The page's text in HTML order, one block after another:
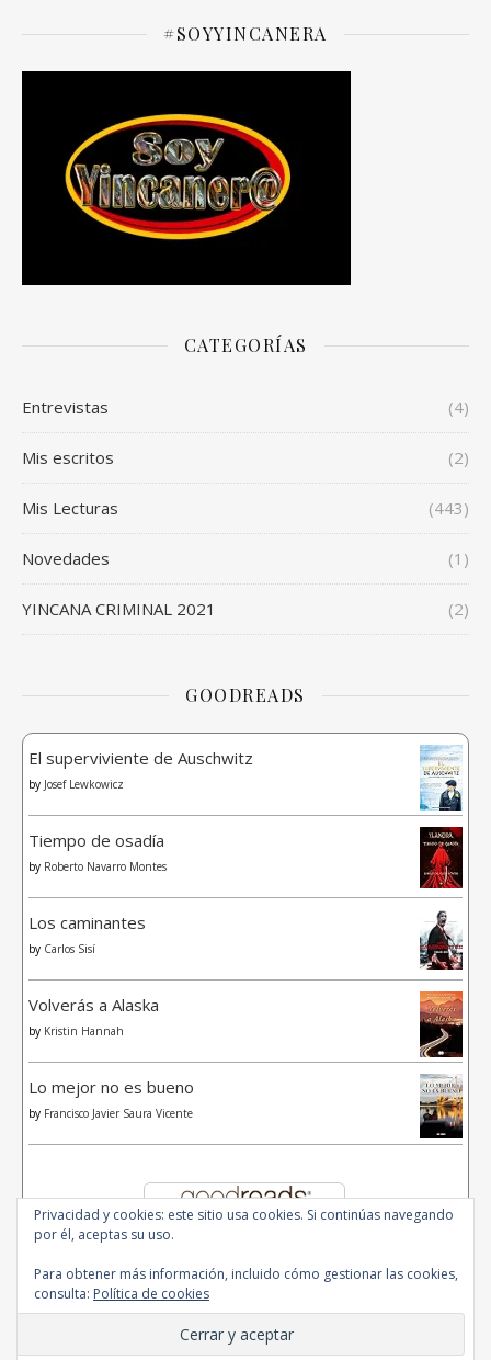
#SOYYINCANERA
CATEGORÍAS
Entrevistas (4)
Mis escritos (2)
Mis Lecturas (443)
Novedades (1)
YINCANA CRIMINAL 2021 (2)
GOODREADS
El superviviente de Auschwitz
by Josef Lewkowicz
Tiempo de osadía
by Roberto Navarro Montes
Los caminantes
by Carlos Sisí
Volverás a Alaska
by Kristin Hannah
Lo mejor no es bueno
by Francisco Javier Saura Vicente
© 2020 - All Rights Reserved.
Ashe Tema de WP Royal
Privacidad y cookies: este sitio usa cookies. Si continúas navegando
por él, aceptas su uso.
Para obtener más información, incluido cómo gestionar las cookies,
consulta: Política de cookies